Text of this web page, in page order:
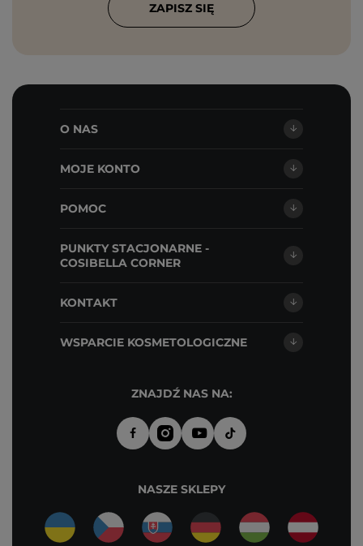
ZAPISZ SIĘ
O NAS
MOJE KONTO
POMOC
PUNKTY STACJONARNE -
COSIBELLA CORNER
KONTAKT
WSPARCIE KOSMETOLOGICZNE
ZNAJDŹ NAS NA:
NASZE SKLEPY